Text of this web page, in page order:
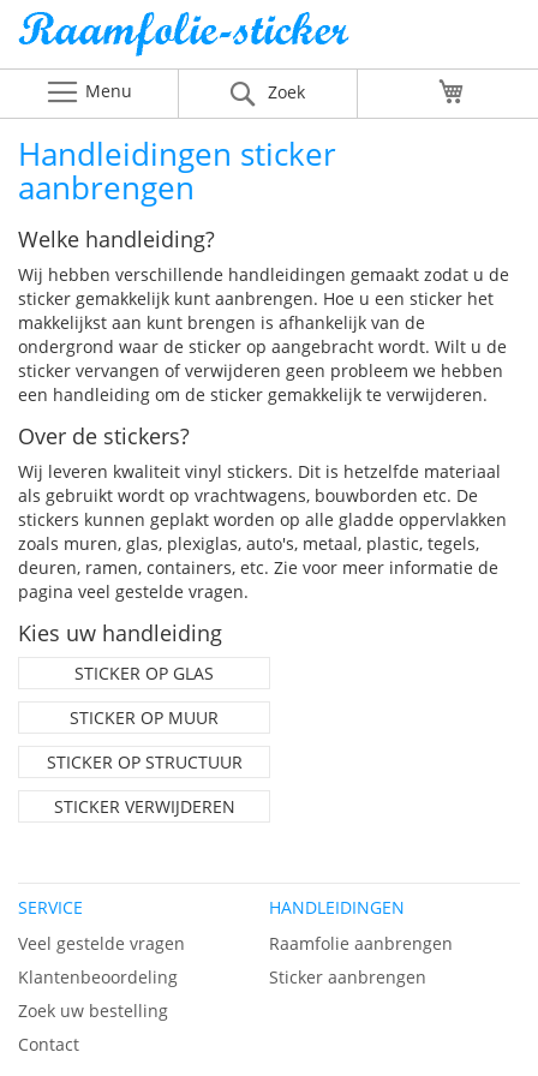
Menu Zoek
Handleidingen sticker
aanbrengen
Welke handleiding?
Wij hebben verschillende handleidingen gemaakt zodat u de
sticker gemakkelijk kunt aanbrengen. Hoe u een sticker het
makkelijkst aan kunt brengen is afhankelijk van de
ondergrond waar de sticker op aangebracht wordt. Wilt u de
sticker vervangen of verwijderen geen probleem we hebben
een handleiding om de sticker gemakkelijk te verwijderen.
Over de stickers?
Wij leveren kwaliteit vinyl stickers. Dit is hetzelfde materiaal
als gebruikt wordt op vrachtwagens, bouwborden etc. De
stickers kunnen geplakt worden op alle gladde oppervlakken
zoals muren, glas, plexiglas, auto's, metaal, plastic, tegels,
deuren, ramen, containers, etc. Zie voor meer informatie de
pagina veel gestelde vragen.
Kies uw handleiding
STICKER OP GLAS
STICKER OP MUUR
STICKER OP STRUCTUUR
STICKER VERWIJDEREN
SERVICE
Veel gestelde vragen
Klantenbeoordeling
Zoek uw bestelling
Contact
HANDLEIDINGEN
Raamfolie aanbrengen
Sticker aanbrengen